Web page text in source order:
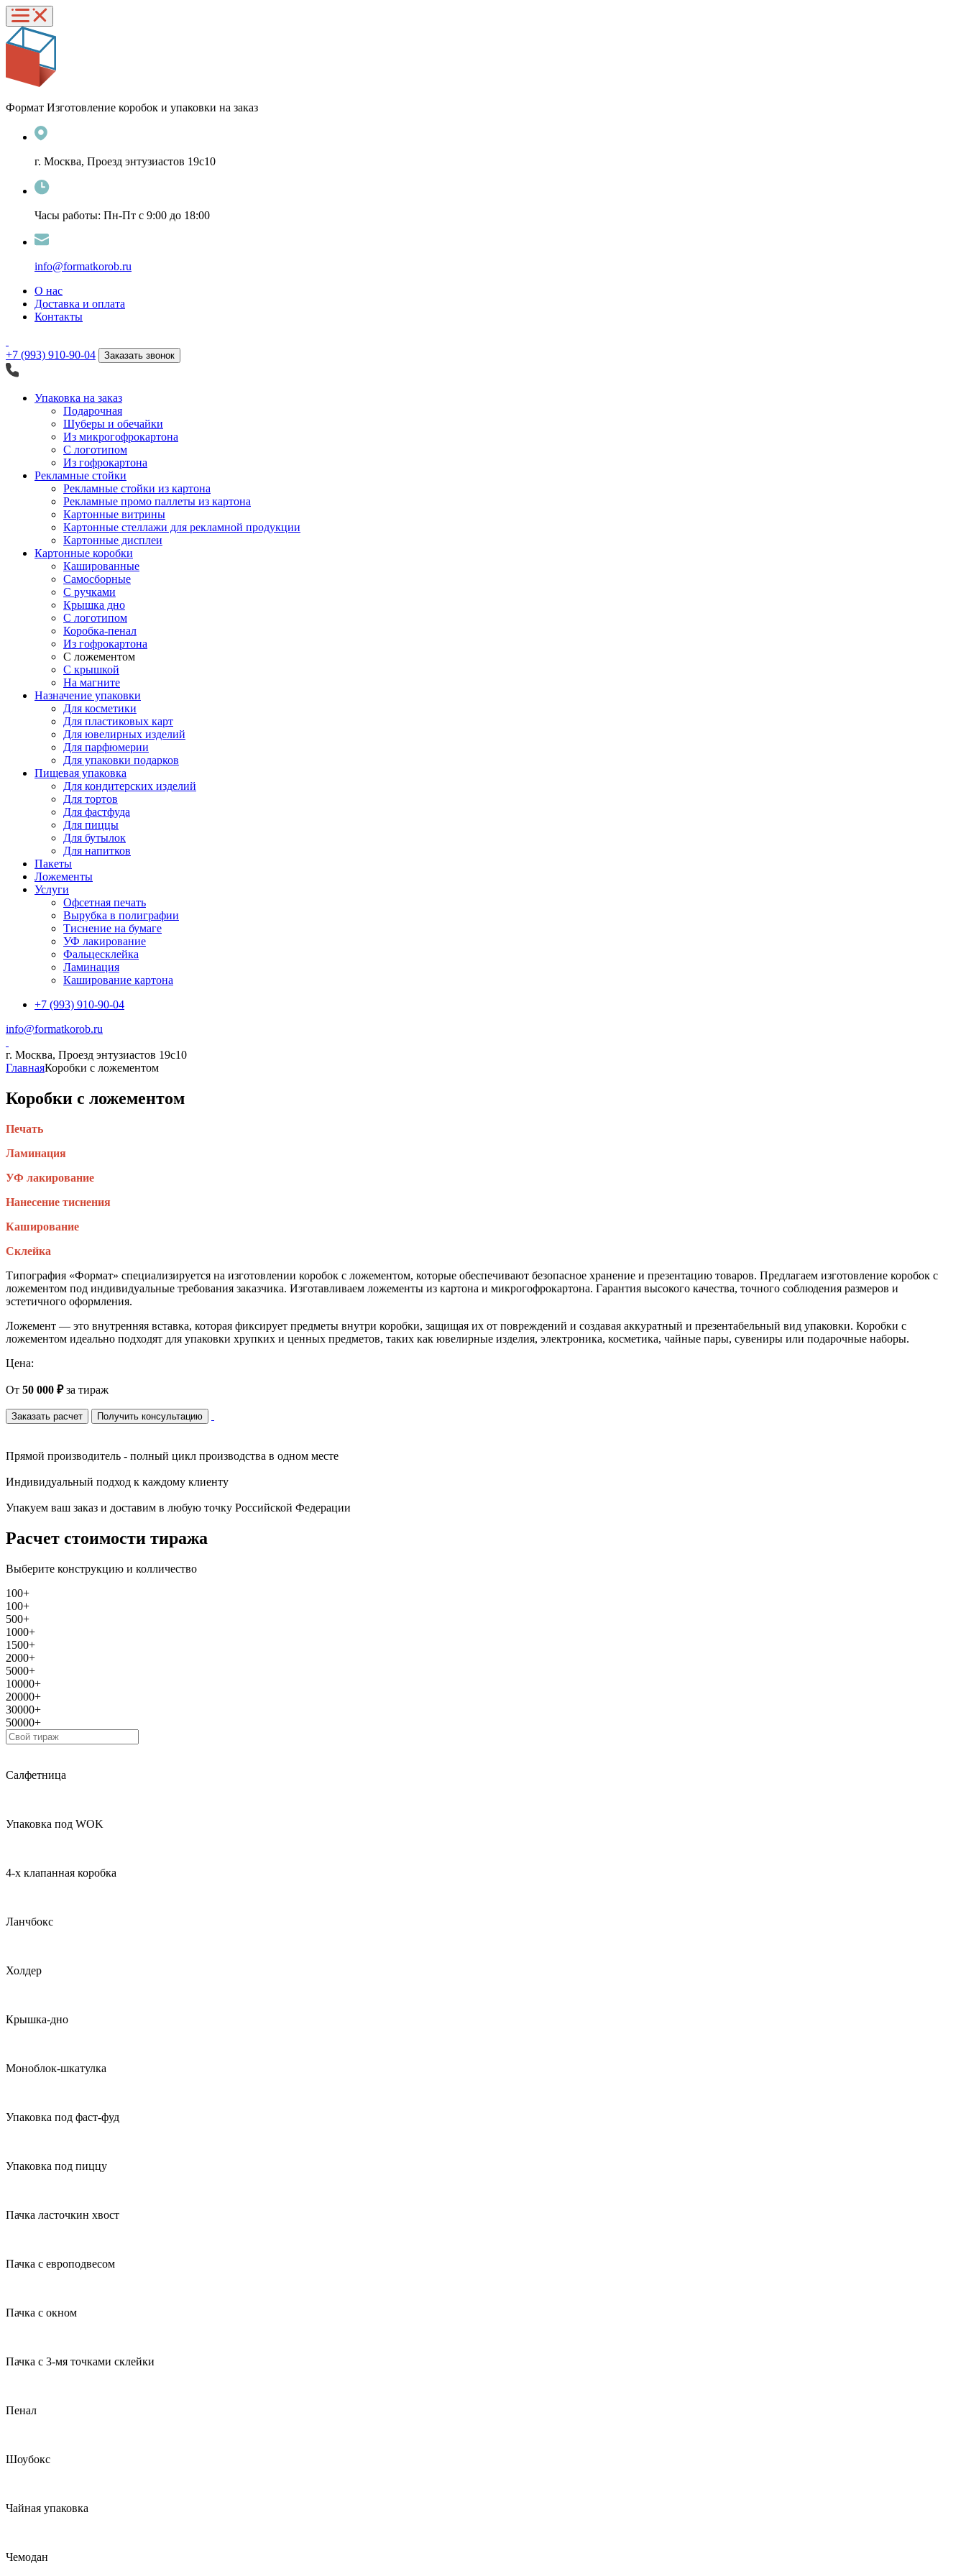
Формат Изготовление коробок и упаковки на заказ
г. Москва, Проезд энтузиастов 19с10
Часы работы: Пн-Пт с 9:00 до 18:00
info@formatkorob.ru
О нас
Доставка и оплата
Контакты
+7 (993) 910-90-04 Заказать звонок
Упаковка на заказ
Подарочная
Шуберы и обечайки
Из микрогофрокартона
С логотипом
Из гофрокартона
Рекламные стойки
Рекламные стойки из картона
Рекламные промо паллеты из картона
Картонные витрины
Картонные стеллажи для рекламной продукции
Картонные дисплеи
Картонные коробки
Кашированные
Самосборные
С ручками
Крышка дно
С логотипом
Коробка-пенал
Из гофрокартона
С ложементом
С крышкой
На магните
Назначение упаковки
Для косметики
Для пластиковых карт
Для ювелирных изделий
Для парфюмерии
Для упаковки подарков
Пищевая упаковка
Для кондитерских изделий
Для тортов
Для фастфуда
Для пиццы
Для бутылок
Для напитков
Пакеты
Ложементы
Услуги
Офсетная печать
Вырубка в полиграфии
Тиснение на бумаге
УФ лакирование
Фальцесклейка
Ламинация
Каширование картона
+7 (993) 910-90-04
info@formatkorob.ru
г. Москва, Проезд энтузиастов 19с10
ГлавнаяКоробки с ложементом
Коробки с ложементом
Печать
Ламинация
УФ лакирование
Нанесение тиснения
Каширование
Склейка
Типография «Формат» специализируется на изготовлении коробок с ложементом, которые обеспечивают безопасное хранение и презентацию товаров. Предлагаем изготовление коробок с
ложементом под индивидуальные требования заказчика. Изготавливаем ложементы из картона и микрогофрокартона. Гарантия высокого качества, точного соблюдения размеров и
эстетичного оформления.
Ложемент — это внутренняя вставка, которая фиксирует предметы внутри коробки, защищая их от повреждений и создавая аккуратный и презентабельный вид упаковки. Коробки с
ложементом идеально подходят для упаковки хрупких и ценных предметов, таких как ювелирные изделия, электроника, косметика, чайные пары, сувениры или подарочные наборы.
Цена:
От 50 000 ₽за тираж
Заказать расчет Получить консультацию
Прямой производитель - полный цикл производства в одном месте
Индивидуальный подход к каждому клиенту
Упакуем ваш заказ и доставим в любую точку Российской Федерации
Расчет стоимости тиража
Выберите конструкцию и колличество
100+
100+
500+
1000+
1500+
2000+
5000+
10000+
20000+
30000+
50000+
Салфетница
Упаковка под WOK
4-х клапанная коробка
Ланчбокс
Холдер
Крышка-дно
Моноблок-шкатулка
Упаковка под фаст-фуд
Упаковка под пиццу
Пачка ласточкин хвост
Пачка с европодвесом
Пачка с окном
Пачка с 3-мя точками склейки
Пенал
Шоубокс
Чайная упаковка
Чемодан